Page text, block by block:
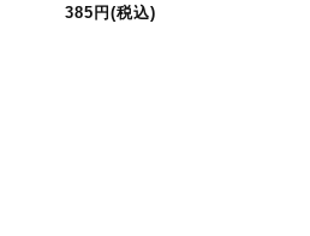
385円(税込)